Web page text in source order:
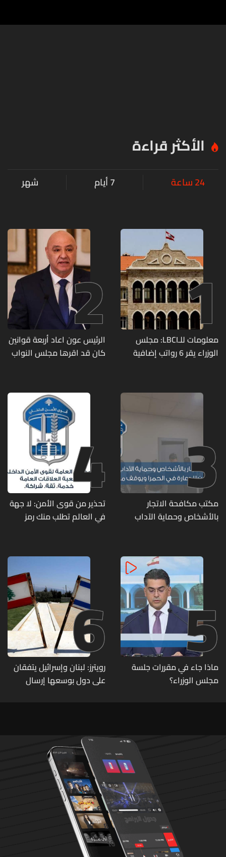
الأكثر قراءة
24 ساعة 7 أيام شهر
1
معلومات للـLBCI: مجلس
الوزراء يقر 6 رواتب إضافية
منذ آذار
2
الرئيس عون اعاد أربعة قوانين
كان قد اقرها مجلس النواب
3
مكتب مكافحة الاتجار
بالأشخاص وحماية الآداب
متورطين
4
تحذير من قوى الأمن: لا جهة
في العالم تطلب منك رمز
5
ماذا جاء في مقررات جلسة
مجلس الوزراء؟
6
رويترز: لبنان وإسرائيل يتفقان
على دول بوسعها إرسال